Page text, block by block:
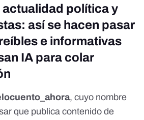
actualidad política y
así se hacen pasar
e informativas
IA para colar
, cuyo nombre
que publica contenido de